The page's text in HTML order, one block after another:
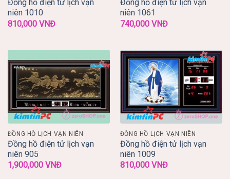
Đồng hồ điện tử lịch vạn
niên 1010
810,000 VNĐ
Đồng hồ điện tử lịch vạn
niên 1061
740,000 VNĐ
ĐỒNG HỒ LỊCH VẠN NIÊN
Đồng hồ điện tử lịch vạn
niên 905
1,900,000 VNĐ
ĐỒNG HỒ LỊCH VẠN NIÊN
Đồng hồ điện tử lịch vạn
niên 1009
810,000 VNĐ